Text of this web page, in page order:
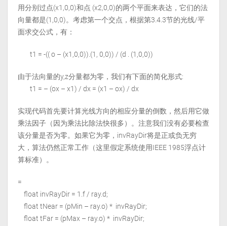
用分别过点(x1,0,0)和点 (x2,0,0)的两个平面来表达，它们的法
向量都是(1,0,0)。考虑第一个交点，根据第3.4.3节的光线/平
面求交公式，有：
t1 = -(( o – (x1,0,0)).(1, 0,0)) / (d . (1,0,0))
由于法向量的y,z分量都为零，我们有下面的简化形式:
t1 = – (ox – x1) / dx = (x1 – ox) / dx
实现代码首先要计算光线方向的相应分量的倒数，然后用它做
乘法因子（因为乘法比除法快很多）。注意我们没有必要检查
该分量是否为零。如果它为零，invRayDir将是正或负无穷
大，算法仍然正常工作（这里假定系统使用IEEE 1985浮点计
算标准）。
=
float invRayDir = 1.f / ray.d;
float tNear = (pMin – ray.o) * invRayDir;
float tFar = (pMax – ray.o) * invRayDir;